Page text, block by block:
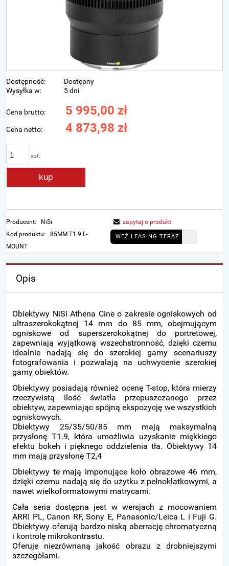
Dostępność:
Dostępny
Wysyłka w:
5 dni
Cena brutto: 5 995,00 zł
Cena netto: 4 873,98 zł
szt.
kup
Producent:
NiSi
Kod produktu:
85MM T1.9 L-
MOUNT
zapytaj o produkt
WEŹ LEASING TERAZ
Opis
Obiektywy NiSi Athena Cine o zakresie ogniskowych od
ultraszerokokątnej 14 mm do 85 mm, obejmującym
ogniskowe od superszerokokątnej do portretowej,
zapewniają wyjątkową wszechstronność, dzięki czemu
idealnie nadają się do szerokiej gamy scenariuszy
fotografowania i pozwalają na uchwycenie szerokiej
gamy obiektów.
Obiektywy posiadają również ocenę T-stop, która mierzy
rzeczywistą ilość światła przepuszczanego przez
obiektyw, zapewniając spójną ekspozycję we wszystkich
ogniskowych.
Obiektywy 25/35/50/85 mm mają maksymalną
przysłonę T1.9, która umożliwia uzyskanie miękkiego
efektu bokeh i pięknego oddzielenia tła. Obiektywy 14
mm mają przysłonę T2,4
Obiektywy te mają imponujące koło obrazowe 46 mm,
dzięki czemu nadają się do użytku z pełnoklatkowymi, a
nawet wielkoformatowymi matrycami.
Cała seria dostępna jest w wersjach z mocowaniem
ARRI PL, Canon RF, Sony E, Panasonic/Leica L i Fuji G.
Obiektywy oferują bardzo niską aberrację chromatyczną
i kontrolę mikrokontrastu.
Oferuje niezrównaną jakość obrazu z drobniejszymi
szczegółami.